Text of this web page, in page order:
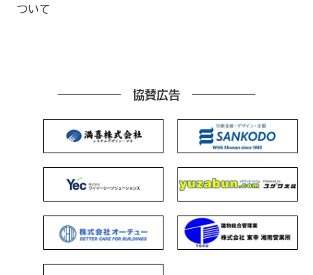
ついて
協賛広告